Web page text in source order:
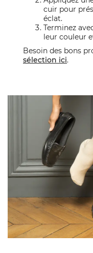
cuir pour
éclat.
Terminez
leur couleur
Besoin des bons
sélection ici.